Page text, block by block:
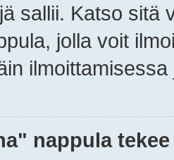
sallii. Katso sitä
jolla voit
nappula